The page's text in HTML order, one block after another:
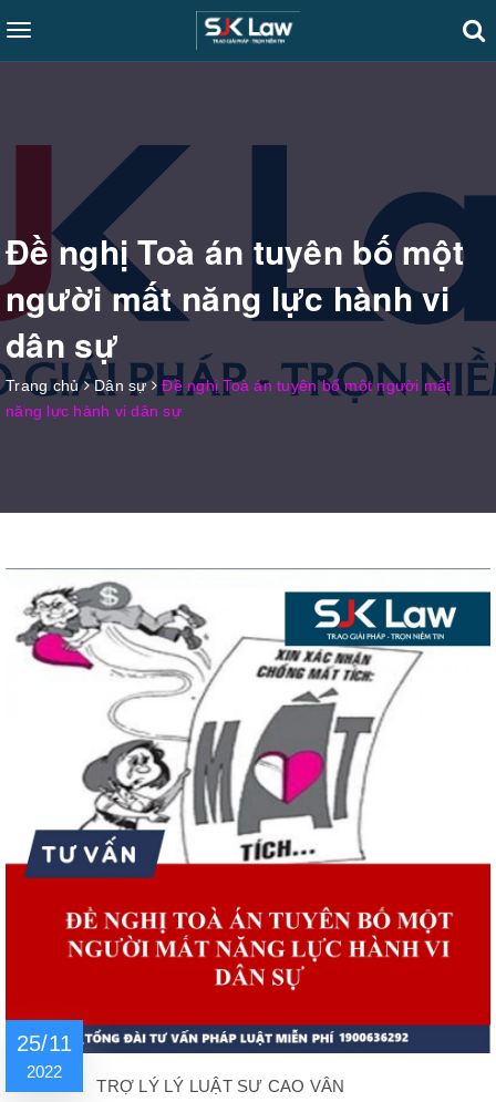
Toggle
navigation
Đề nghị Toà án tuyên bố một
người mất năng lực hành vi
dân sự
Trang chủ Dân sự
Đề nghị Toà án tuyên bố một người mất
năng lực hành vi dân sự
25/11
2022
TRỢ LÝ LÝ LUẬT SƯ CAO VÂN